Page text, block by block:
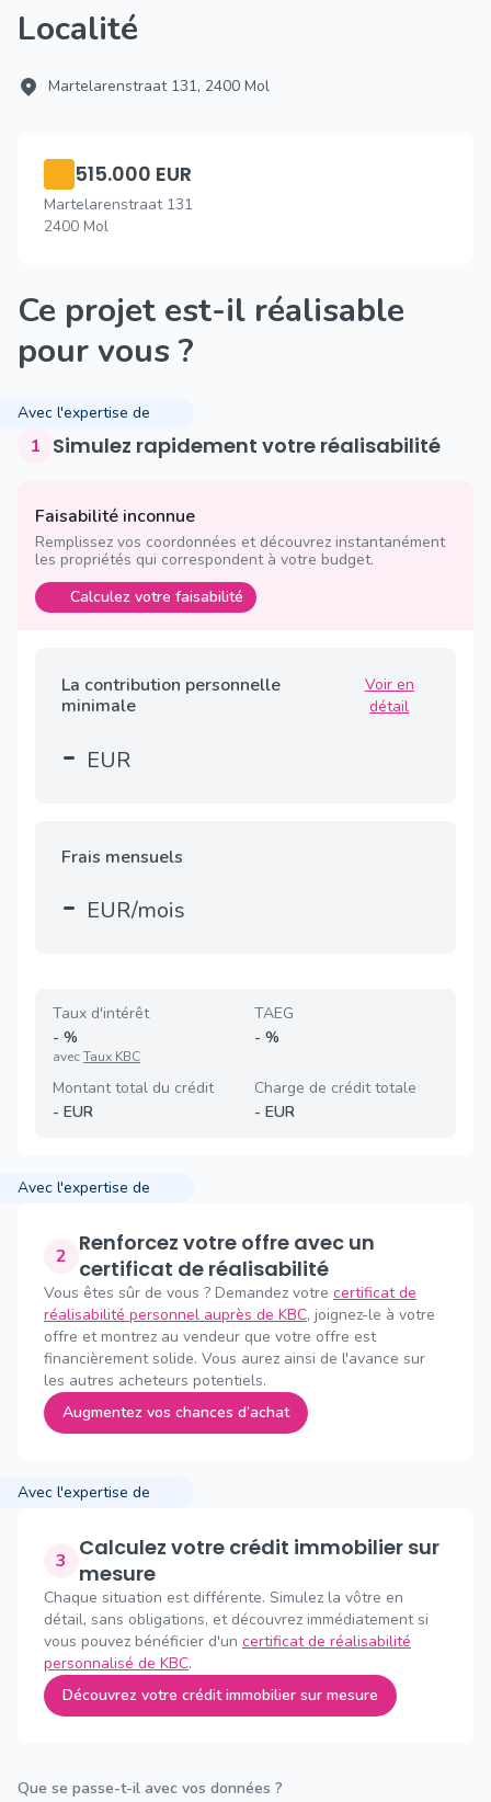
Localité
Martelarenstraat 131, 2400 Mol
515.000 EUR
Martelarenstraat 131
2400 Mol
Ce projet est-il réalisable
pour vous ?
Avec l'expertise de
1 Simulez rapidement votre réalisabilité
Faisabilité inconnue
Remplissez vos coordonnées et découvrez instantanément
les propriétés qui correspondent à votre budget.
Calculez votre faisabilité
La contribution personnelle
minimale
Voir en
détail
- EUR
Frais mensuels
- EUR/mois
Taux d'intérêt
- %
avecTaux KBC
TAEG
- %
Montant total du crédit
- EUR
Charge de crédit totale
- EUR
Avec l'expertise de
2 Renforcez votre offre avec un
certificat de réalisabilité
Vous êtes sûr de vous ? Demandez votre certificat de
réalisabilité personnel auprès de KBC, joignez-le à votre
offre et montrez au vendeur que votre offre est
financièrement solide. Vous aurez ainsi de l'avance sur
les autres acheteurs potentiels.
Augmentez vos chances d’achat
Avec l'expertise de
3
Calculez votre crédit immobilier sur
mesure
Chaque situation est différente. Simulez la vôtre en
détail, sans obligations, et découvrez immédiatement si
vous pouvez bénéficier d'un certificat de réalisabilité
personnalisé de KBC.
Découvrez votre crédit immobilier sur mesure
Que se passe-t-il avec vos données ?